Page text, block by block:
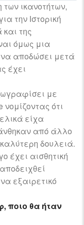
ικανοτήτων,
την Ιστορική
της
όμως μια
να αποδώσει μετά
έχει
με
ότι
είχα
από άλλο
δουλειά.
έχει αισθητική
εξαιρετικό
ποιο θα ήταν